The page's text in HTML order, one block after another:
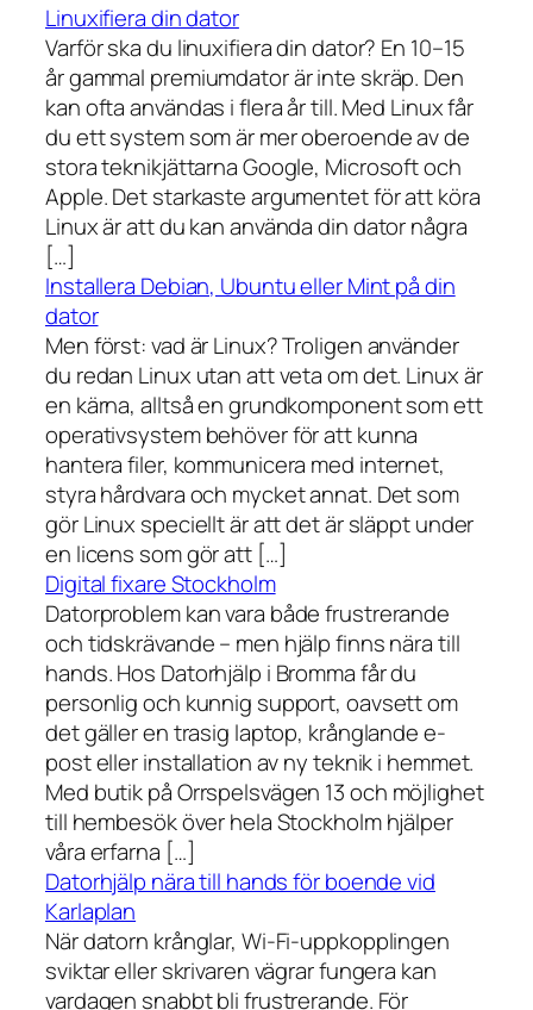
Linuxifiera din dator
Varför ska du linuxifiera din dator? En 10–15
år gammal premiumdator är inte skräp. Den
kan ofta användas i flera år till. Med Linux får
du ett system som är mer oberoende av de
stora teknikjättarna Google, Microsoft och
Apple. Det starkaste argumentet för att köra
Linux är att du kan använda din dator några
[…]
Installera Debian, Ubuntu eller Mint på din
dator
Men först: vad är Linux? Troligen använder
du redan Linux utan att veta om det. Linux är
en kärna, alltså en grundkomponent som ett
operativsystem behöver för att kunna
hantera filer, kommunicera med internet,
styra hårdvara och mycket annat. Det som
gör Linux speciellt är att det är släppt under
en licens som gör att […]
Digital fixare Stockholm
Datorproblem kan vara både frustrerande
och tidskrävande – men hjälp finns nära till
hands. Hos Datorhjälp i Bromma får du
personlig och kunnig support, oavsett om
det gäller en trasig laptop, krånglande e-
post eller installation av ny teknik i hemmet.
Med butik på Orrspelsvägen 13 och möjlighet
till hembesök över hela Stockholm hjälper
våra erfarna […]
Datorhjälp nära till hands för boende vid
Karlaplan
När datorn krånglar, Wi-Fi-uppkopplingen
sviktar eller skrivaren vägrar fungera kan
vardagen snabbt bli frustrerande. För